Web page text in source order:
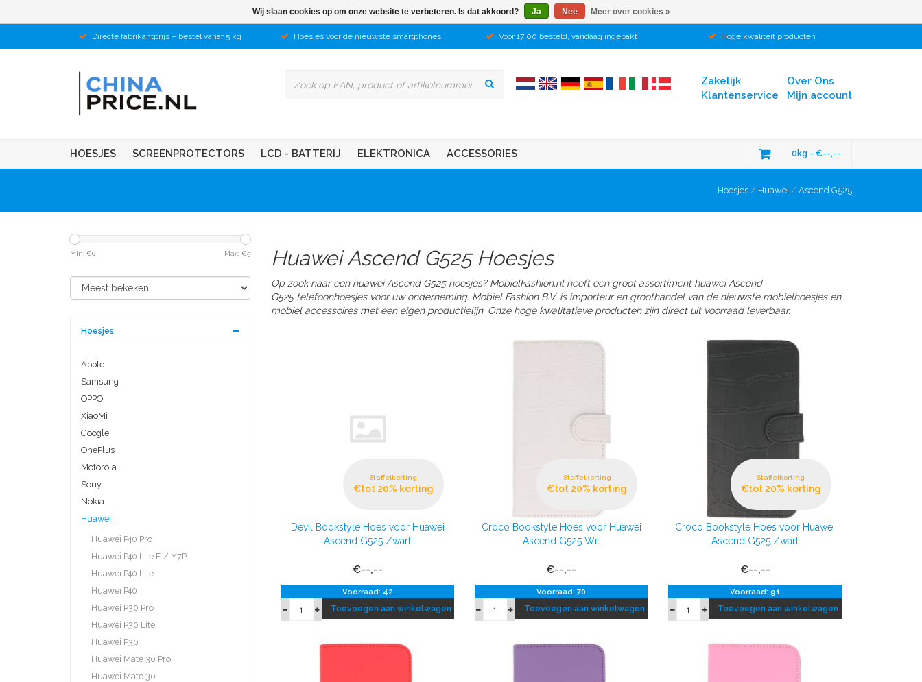
Directe fabrikantprijs – bestel vanaf 5 kg Hoesjes voor de nieuwste smartphones Voor 17:00 besteld, vandaag ingepakt Hoge kwaliteit producten
Over Ons
Mijn account
Zakelijk
Klantenservice
HOESJES SCREENPROTECTORS LCD - BATTERIJ ELEKTRONICA ACCESSORIES 0kg - €--,--
Hoesjes / Huawei / Ascend G525
Min: €0 Max: €5
Hoesjes
Apple
Samsung
OPPO
XiaoMi
Google
OnePlus
Motorola
Sony
Nokia
Huawei
Huawei P40 Pro
Huawei P40 Lite E / Y7P
Huawei P40 Lite
Huawei P40
Huawei P30 Pro
Huawei P30 Lite
Huawei P30
Huawei Mate 30 Pro
Huawei Mate 30
Huawei Ascend G525 Hoesjes
Op zoek naar een huawei Ascend G525 hoesjes? MobielFashion.nl heeft een groot assortiment huawei Ascend
G525 telefoonhoesjes voor uw onderneming. Mobiel Fashion B.V. is importeur en groothandel van de nieuwste mobielhoesjes en
mobiel accessoires met een eigen productielijn. Onze hoge kwalitatieve producten zijn direct uit voorraad leverbaar.
Staffelkorting
€tot 20% korting
Devil Bookstyle Hoes voor Huawei
Ascend G525 Zwart
€--,--
Voorraad: 42
Toevoegen aan winkelwagen
Staffelkorting
€tot 20% korting
Croco Bookstyle Hoes voor Huawei
Ascend G525 Wit
€--,--
Voorraad: 70
Toevoegen aan winkelwagen
Staffelkorting
€tot 20% korting
Croco Bookstyle Hoes voor Huawei
Ascend G525 Zwart
€--,--
Voorraad: 91
Toevoegen aan winkelwagen
Wij slaan cookies op om onze website te verbeteren. Is dat akkoord? Ja Nee Meer over cookies »